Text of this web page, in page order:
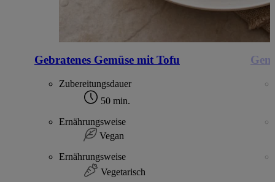
Gebratenes Gemüse mit Tofu
Zubereitungsdauer
50 min.
Ernährungsweise
Vegan
Ernährungsweise
Vegetarisch